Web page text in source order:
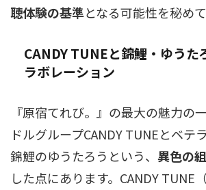
聴体験の基準となる可能性を秘め
CANDY TUNEと錦鯉・ゆうた
ラボレーション
『原宿てれび。』の最大の魅力の
ドルグループCANDY TUNEとベテ
錦鯉のゆうたろうという、 異色の
した点にあります。 CANDY TUNE（